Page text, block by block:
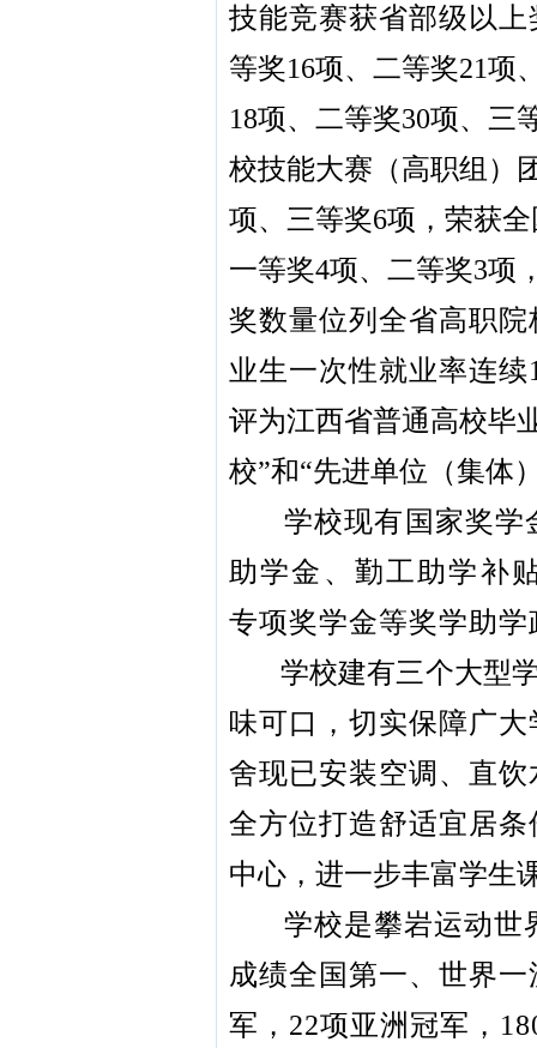
技能竞赛获省部级以上
等奖16项、二等奖21项
18项、二等奖30项、三
校技能大赛（高职组）
项、三等奖6项，荣获
一等奖4项、二等奖3项
奖数量位列全省高职
业生一次性就业率连续
评为江西省普通高校毕
校”和“先进单位（集体
学校现有国家奖学
助学金、勤工助学补
专项奖学金等奖学助学
学校建有三个大型
味可口，切实保障广
舍现已安装空调、直
全方位打造舒适宜居
中心，进一步丰富学生
学校是攀岩运动世
成绩全国第一、世界
军，22项亚洲冠军，